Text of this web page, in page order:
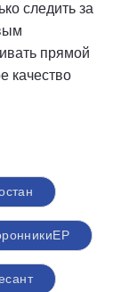
следить за
прямой
качество